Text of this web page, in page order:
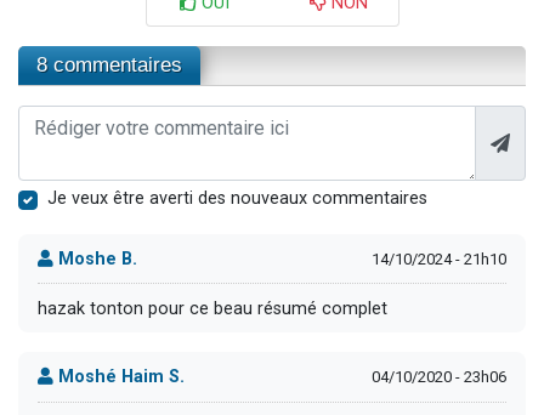
8 commentaires
Je veux être averti des nouveaux commentaires
Moshe B. 14/10/2024 - 21h10
hazak tonton pour ce beau résumé complet
Moshé Haim S. 04/10/2020 - 23h06